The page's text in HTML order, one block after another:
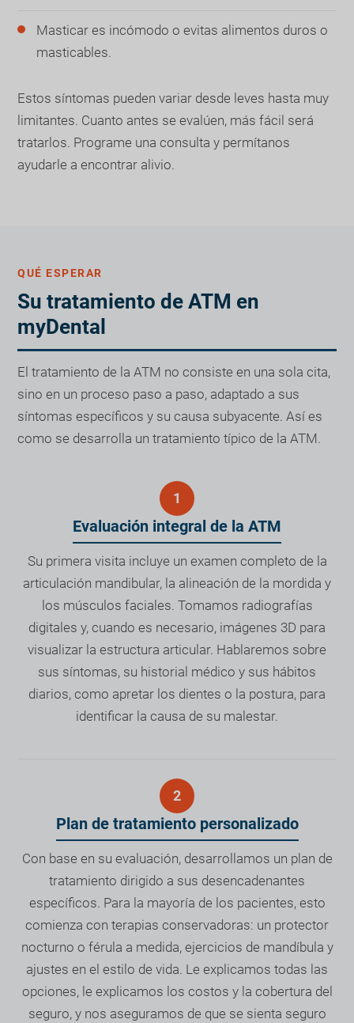
Masticar es incómodo o evitas alimentos duros o
masticables.
Estos síntomas pueden variar desde leves hasta muy
limitantes. Cuanto antes se evalúen, más fácil será
tratarlos. Programe una consulta y permítanos
ayudarle a encontrar alivio.
QUÉ ESPERAR
Su tratamiento de ATM en
myDental
El tratamiento de la ATM no consiste en una sola cita,
sino en un proceso paso a paso, adaptado a sus
síntomas específicos y su causa subyacente. Así es
como se desarrolla un tratamiento típico de la ATM.
Evaluación integral de la ATM
Su primera visita incluye un examen completo de la
articulación mandibular, la alineación de la mordida y
los músculos faciales. Tomamos radiografías
digitales y, cuando es necesario, imágenes 3D para
visualizar la estructura articular. Hablaremos sobre
sus síntomas, su historial médico y sus hábitos
diarios, como apretar los dientes o la postura, para
identificar la causa de su malestar.
Plan de tratamiento personalizado
Con base en su evaluación, desarrollamos un plan de
tratamiento dirigido a sus desencadenantes
específicos. Para la mayoría de los pacientes, esto
comienza con terapias conservadoras: un protector
nocturno o férula a medida, ejercicios de mandíbula y
ajustes en el estilo de vida. Le explicamos todas las
opciones, le explicamos los costos y la cobertura del
seguro, y nos aseguramos de que se sienta seguro